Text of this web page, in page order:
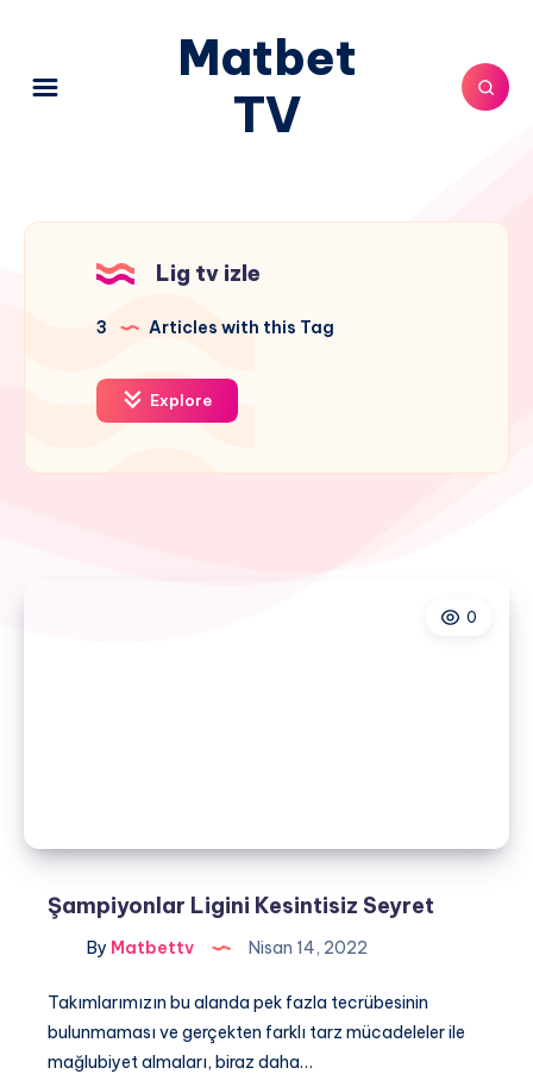
Matbet
TV
Lig tv izle
3 Articles with this Tag
Explore
0
Şampiyonlar Ligini Kesintisiz Seyret
By Matbettv Nisan 14, 2022
Takımlarımızın bu alanda pek fazla tecrübesinin
bulunmaması ve gerçekten farklı tarz mücadeleler ile
mağlubiyet almaları, biraz daha…